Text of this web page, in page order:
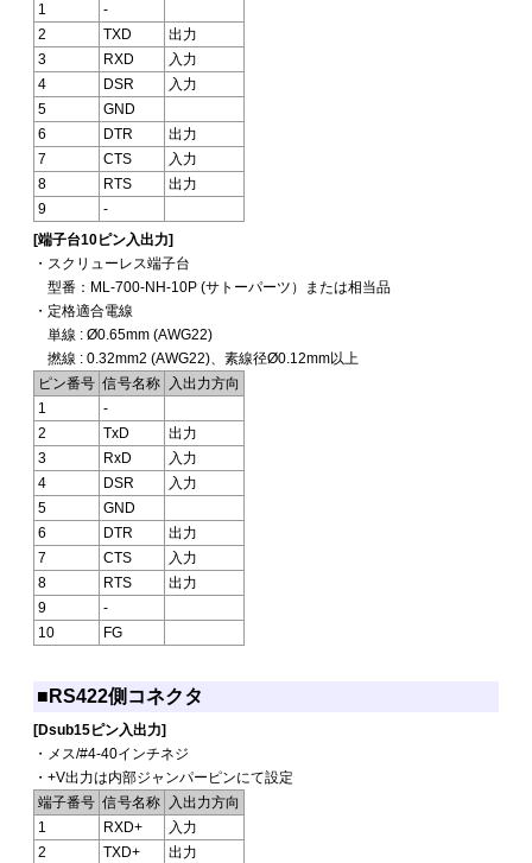
1
-
2
TXD
出力
3
RXD
入力
4
DSR
入力
5
GND
6
DTR
出力
7
CTS
入力
8
RTS
出力
9
-
[端子台10ピン入出力]
・スクリューレス端子台
型番：ML-700-NH-10P (サトーパーツ）または相当品
・定格適合電線
単線 : Ø0.65mm (AWG22)
撚線 : 0.32mm2 (AWG22)、素線径Ø0.12mm以上
ピン番号 信号名称
入出力方向
1
-
2
TxD
出力
3
RxD
入力
4
DSR
入力
5
GND
6
DTR
出力
7
CTS
入力
8
RTS
出力
9
-
10
FG
■RS422側コネクタ
[Dsub15ピン入出力]
・メス/#4-40インチネジ
・+V出力は内部ジャンパーピンにて設定
端子番号 信号名称
入出力方向
1
RXD+
入力
2
TXD+
出力